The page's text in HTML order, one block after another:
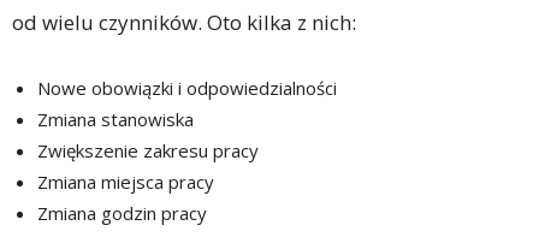
od wielu czynników. Oto kilka z nich:
Nowe obowiązki i odpowiedzialności
Zmiana stanowiska
Zwiększenie zakresu pracy
Zmiana miejsca pracy
Zmiana godzin pracy